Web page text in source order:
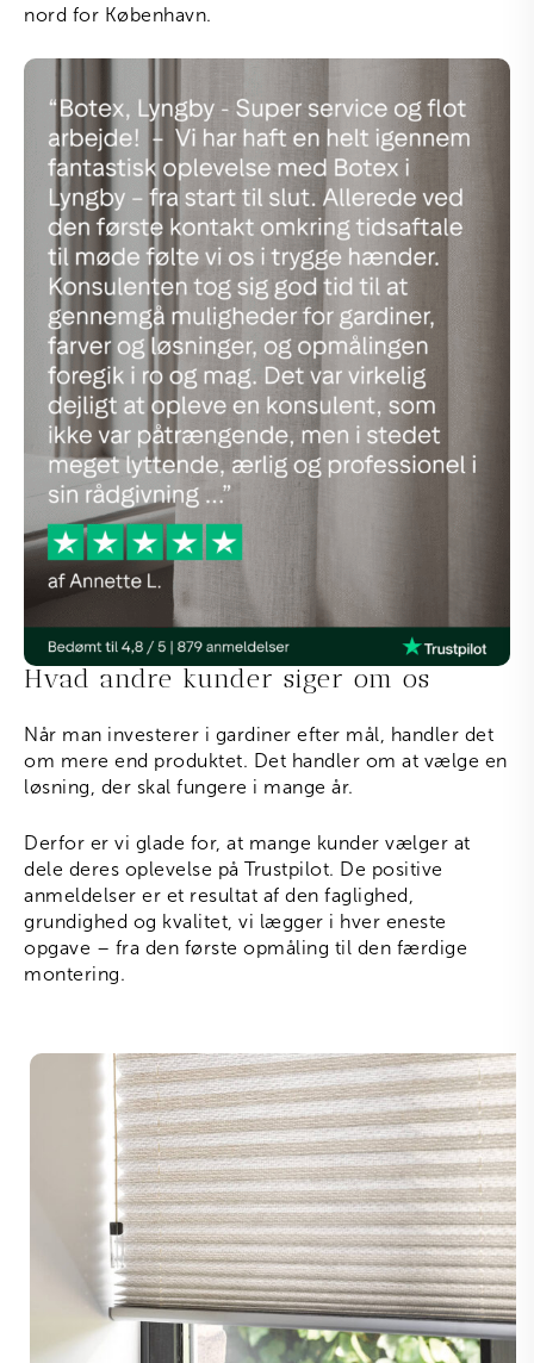
nord for København.
Hvad andre kunder siger om os
Når man investerer i gardiner efter mål, handler det
om mere end produktet. Det handler om at vælge en
løsning, der skal fungere i mange år.
Derfor er vi glade for, at mange kunder vælger at
dele deres oplevelse på Trustpilot. De positive
anmeldelser er et resultat af den faglighed,
grundighed og kvalitet, vi lægger i hver eneste
opgave – fra den første opmåling til den færdige
montering.